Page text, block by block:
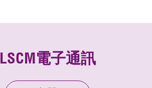
LSCM電子通訊